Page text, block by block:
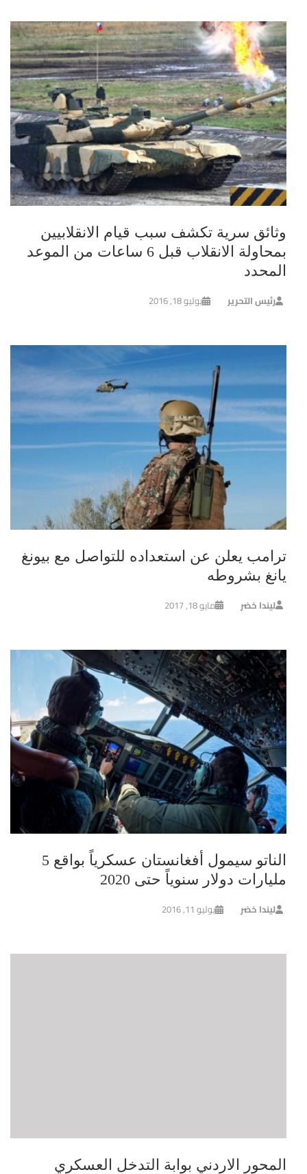
وثائق سرية تكشف سبب قيام الانقلابيين
بمحاولة الانقلاب قبل 6 ساعات من الموعد
المحدد
رئيس التحرير يوليو 18, 2016
ترامب يعلن عن استعداده للتواصل مع بيونغ
يانغ بشروطه
ليندا خضر مايو 18, 2017
الناتو سيمول أفغانستان عسكرياً بواقع 5
مليارات دولار سنوياً حتى 2020
ليندا خضر يوليو 11, 2016
المحور الاردني بوابة التدخل العسكري